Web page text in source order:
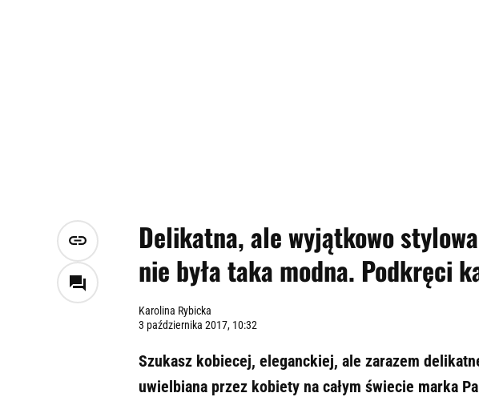
Delikatna, ale wyjątkowo
nie była taka modna. Podkręci
Karolina Rybicka
3 października 2017, 10:32
Szukasz kobiecej, eleganckiej, ale zarazem
uwielbiana przez kobiety na całym świecie marka